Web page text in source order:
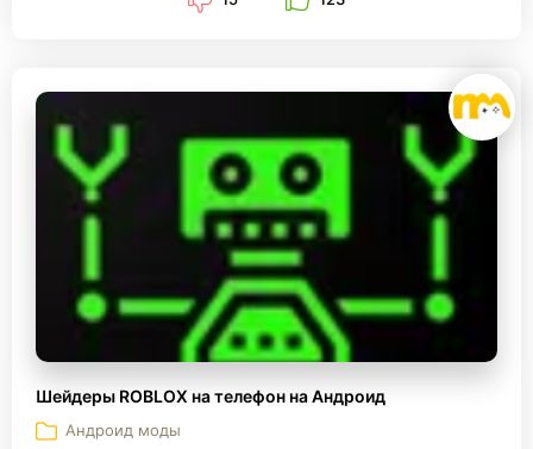
Шейдеры ROBLOX на телефон на Андроид
Андроид моды